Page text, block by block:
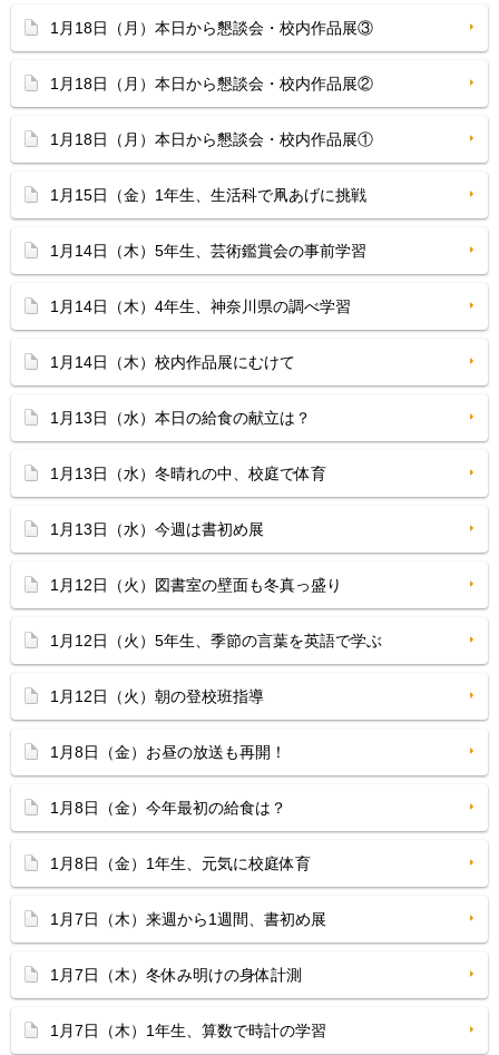
1月18日（月）本日から懇談会・校内作品展③
1月18日（月）本日から懇談会・校内作品展②
1月18日（月）本日から懇談会・校内作品展①
1月15日（金）1年生、生活科で凧あげに挑戦
1月14日（木）5年生、芸術鑑賞会の事前学習
1月14日（木）4年生、神奈川県の調べ学習
1月14日（木）校内作品展にむけて
1月13日（水）本日の給食の献立は？
1月13日（水）冬晴れの中、校庭で体育
1月13日（水）今週は書初め展
1月12日（火）図書室の壁面も冬真っ盛り
1月12日（火）5年生、季節の言葉を英語で学ぶ
1月12日（火）朝の登校班指導
1月8日（金）お昼の放送も再開！
1月8日（金）今年最初の給食は？
1月8日（金）1年生、元気に校庭体育
1月7日（木）来週から1週間、書初め展
1月7日（木）冬休み明けの身体計測
1月7日（木）1年生、算数で時計の学習